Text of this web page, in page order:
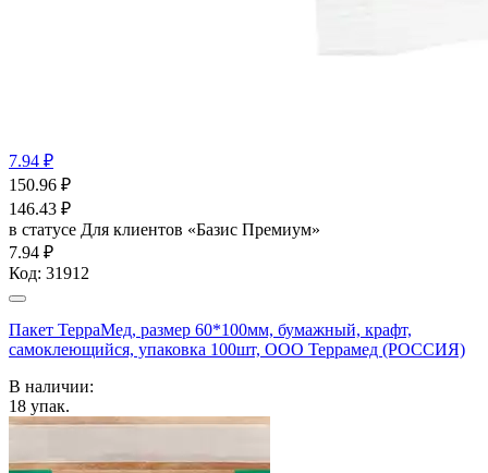
7.94 ₽
150.96 ₽
146.43 ₽
в статусе Для клиентов «Базис Премиум»
7.94 ₽
Код: 31912
Пакет ТерраМед, размер 60*100мм, бумажный, крафт,
самоклеющийся, упаковка 100шт, ООО Террамед (РОССИЯ)
В наличии:
18 упак.